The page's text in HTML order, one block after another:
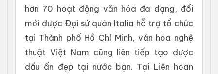
hơn 70 hoạt động văn hóa đa dạng, đổi
mới được Đại sứ quán Italia hỗ trợ tổ chức
tại Thành phố Hồ Chí Minh, văn hóa nghệ
thuật Việt Nam cũng liên tiếp tạo được
dấu ấn đẹp tại nước bạn. Tại Liên hoan